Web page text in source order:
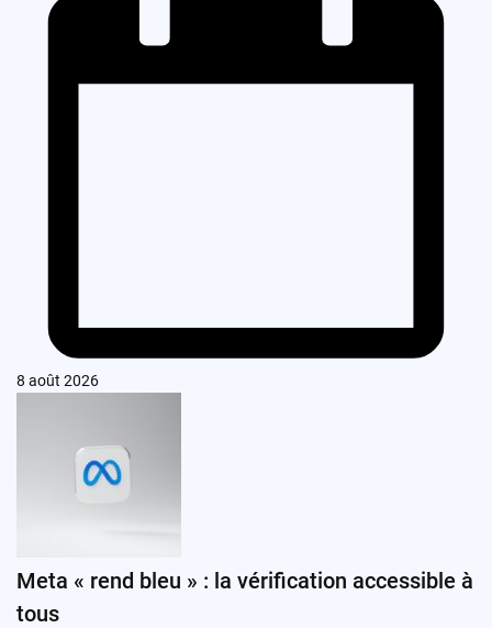
8 août 2026
Meta « rend bleu » : la vérification accessible à
tous